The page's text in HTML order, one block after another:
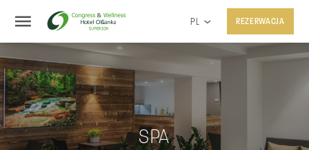
PL REZERWACJA
SPA